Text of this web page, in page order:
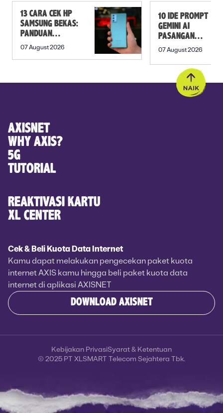
13 CARA CEK HP
SAMSUNG BEKAS:
PANDUAN
SEBELUM
07 August 2026
10 IDE PROMPT
GEMINI AI
PASANGAN
PREWEDDING
07 August 2026
AXISNET
WHY AXIS?
5G
TUTORIAL
REAKTIVASI KARTU
XL CENTER
Cek & Beli Kuota Data Internet
Kamu dapat melakukan pengecekan paket kuota
internet AXIS kamu hingga beli paket kuota data
internet di aplikasi AXISNET
DOWNLOAD AXISNET
© 2025 PT XLSMART Telecom Sejahtera Tbk.
Kebijakan PrivasiSyarat & Ketentuan